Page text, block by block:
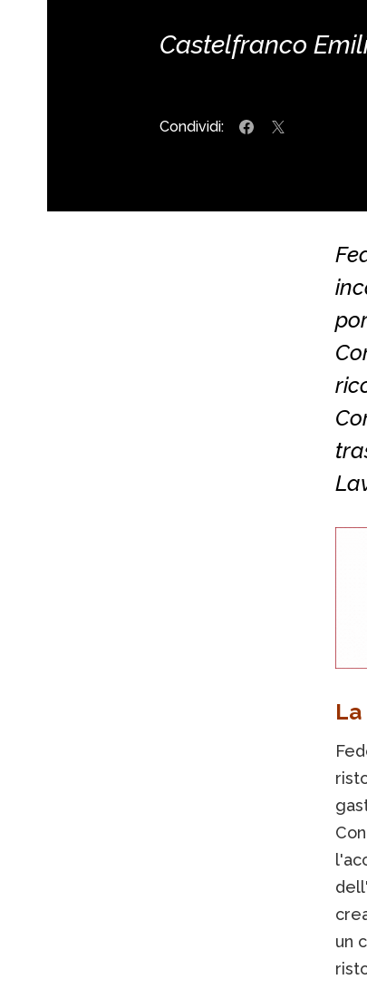
Castelfranco
Condividi:
un